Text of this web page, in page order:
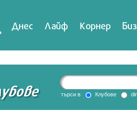
Днес Лайф Корнер
DirTV Impressio
търси в Клубове